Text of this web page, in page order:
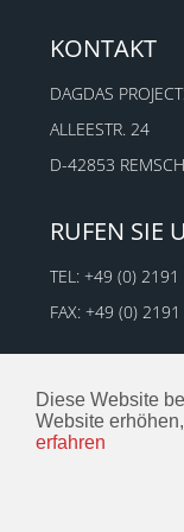
KONTAKT
DAGDAS
ALLEESTR. 24
D-42853
RUFEN SIE
TEL: +49 (0)
FAX: +49 (0)
Diese Website
Website
erfahren